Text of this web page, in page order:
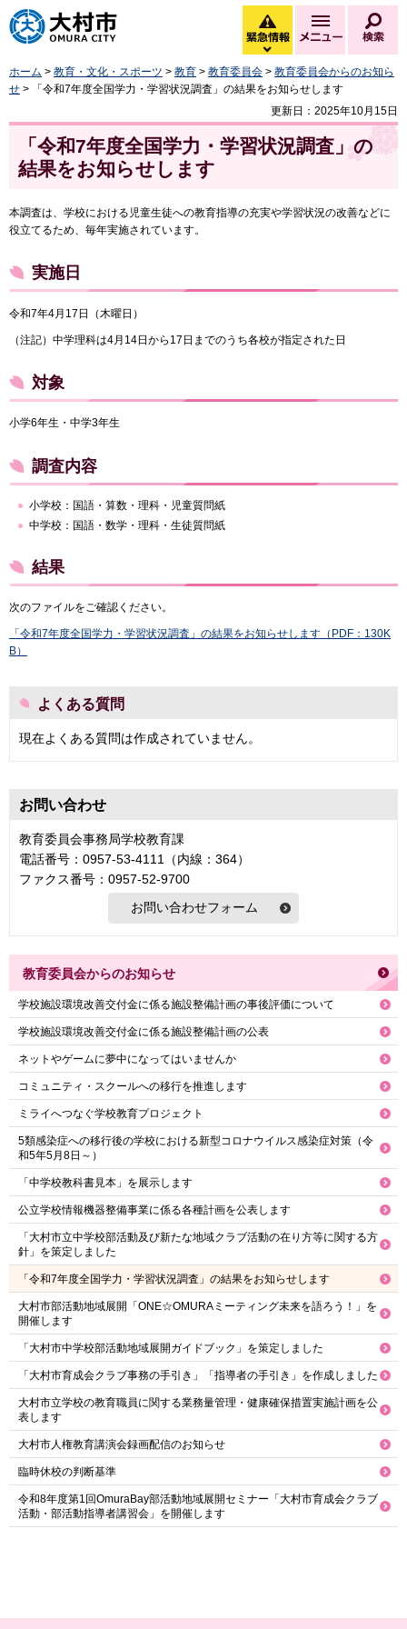
大村市
緊急情報
緊急情報を開く
メニュー
ホーム > 教育・文化・スポーツ > 教育 > 教育委員会 > 教育委員会からのお知ら
せ > 「令和7年度全国学力・学習状況調査」の結果をお知らせします
更新日：2025年10月15日
「令和7年度全国学力・学習状況調査」の
結果をお知らせします
本調査は、学校における児童生徒への教育指導の充実や学習状況の改善などに
役立てるため、毎年実施されています。
実施日
令和7年4月17日（木曜日）
（注記）中学理科は4月14日から17日までのうち各校が指定された日
対象
小学6年生・中学3年生
調査内容
小学校：国語・算数・理科・児童質問紙
中学校：国語・数学・理科・生徒質問紙
結果
次のファイルをご確認ください。
「令和7年度全国学力・学習状況調査」の結果をお知らせします（PDF：130K
B）
よくある質問
現在よくある質問は作成されていません。
お問い合わせ
教育委員会事務局学校教育課
電話番号：0957-53-4111（内線：364）
ファクス番号：0957-52-9700
教育委員会からのお知らせ
学校施設環境改善交付金に係る施設整備計画の事後評価について
学校施設環境改善交付金に係る施設整備計画の公表
ネットやゲームに夢中になってはいませんか
コミュニティ・スクールへの移行を推進します
ミライへつなぐ学校教育プロジェクト
5類感染症への移行後の学校における新型コロナウイルス感染症対策（令
和5年5月8日～）
「中学校教科書見本」を展示します
公立学校情報機器整備事業に係る各種計画を公表します
「大村市立中学校部活動及び新たな地域クラブ活動の在り方等に関する方
針」を策定しました
「令和7年度全国学力・学習状況調査」の結果をお知らせします
大村市部活動地域展開「ONE☆OMURAミーティング未来を語ろう！」を
開催します
「大村市中学校部活動地域展開ガイドブック」を策定しました
「大村市育成会クラブ事務の手引き」「指導者の手引き」を作成しました
大村市立学校の教育職員に関する業務量管理・健康確保措置実施計画を公
表します
大村市人権教育講演会録画配信のお知らせ
臨時休校の判断基準
令和8年度第1回OmuraBay部活動地域展開セミナー「大村市育成会クラブ
活動・部活動指導者講習会」を開催します